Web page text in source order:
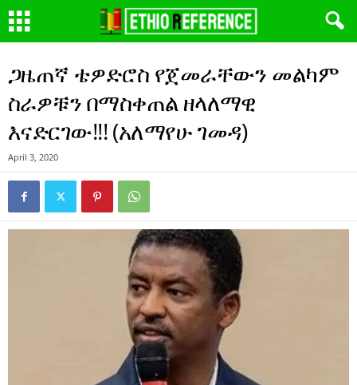
ጋዜጠኛ ቴዎድሮስ የጀመራቸውን መልካም
ስራዎቹን በማስቀጠል ዘላለማዊ
እናድርገው!!! (አለማየሁ ገመዳ)
April 3, 2020